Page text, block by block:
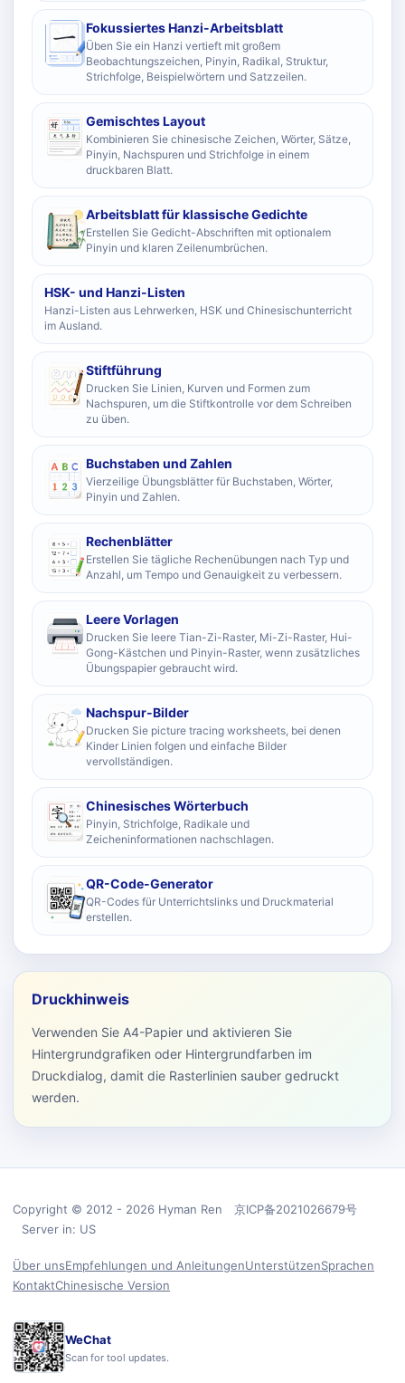
Fokussiertes Hanzi-Arbeitsblatt
Üben Sie ein Hanzi vertieft mit großem
Beobachtungszeichen, Pinyin, Radikal, Struktur,
Strichfolge, Beispielwörtern und Satzzeilen.
Gemischtes Layout
Kombinieren Sie chinesische Zeichen, Wörter, Sätze,
Pinyin, Nachspuren und Strichfolge in einem
druckbaren Blatt.
Arbeitsblatt für klassische Gedichte
Erstellen Sie Gedicht-Abschriften mit optionalem
Pinyin und klaren Zeilenumbrüchen.
HSK- und Hanzi-Listen
Hanzi-Listen aus Lehrwerken, HSK und Chinesischunterricht
im Ausland.
Stiftführung
Drucken Sie Linien, Kurven und Formen zum
Nachspuren, um die Stiftkontrolle vor dem Schreiben
zu üben.
Buchstaben und Zahlen
Vierzeilige Übungsblätter für Buchstaben, Wörter,
Pinyin und Zahlen.
Rechenblätter
Erstellen Sie tägliche Rechenübungen nach Typ und
Anzahl, um Tempo und Genauigkeit zu verbessern.
Leere Vorlagen
Drucken Sie leere Tian-Zi-Raster, Mi-Zi-Raster, Hui-
Gong-Kästchen und Pinyin-Raster, wenn zusätzliches
Übungspapier gebraucht wird.
Nachspur-Bilder
Drucken Sie picture tracing worksheets, bei denen
Kinder Linien folgen und einfache Bilder
vervollständigen.
Chinesisches Wörterbuch
Pinyin, Strichfolge, Radikale und
Zeicheninformationen nachschlagen.
QR-Code-Generator
QR-Codes für Unterrichtslinks und Druckmaterial
erstellen.
Druckhinweis
Verwenden Sie A4-Papier und aktivieren Sie
Hintergrundgrafiken oder Hintergrundfarben im
Druckdialog, damit die Rasterlinien sauber gedruckt
werden.
Copyright © 2012 - 2026 Hyman Ren 京ICP备2021026679号
Server in: US
Über unsEmpfehlungen und AnleitungenUnterstützenSprachen
KontaktChinesische Version
WeChat
Scan for tool updates.